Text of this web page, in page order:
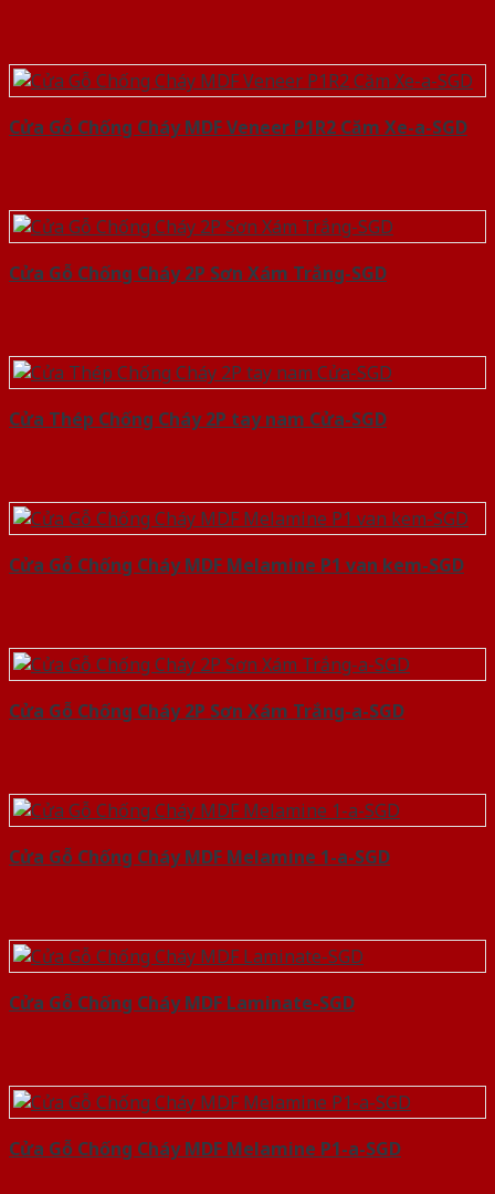
Cửa Gỗ Chống Cháy MDF Veneer P1R2 Căm Xe-a-SGD
Cửa Gỗ Chống Cháy 2P Sơn Xám Trắng-SGD
Cửa Thép Chống Cháy 2P tay nam Cửa-SGD
Cửa Gỗ Chống Cháy MDF Melamine P1 van kem-SGD
Cửa Gỗ Chống Cháy 2P Sơn Xám Trắng-a-SGD
Cửa Gỗ Chống Cháy MDF Melamine 1-a-SGD
Cửa Gỗ Chống Cháy MDF Laminate-SGD
Cửa Gỗ Chống Cháy MDF Melamine P1-a-SGD